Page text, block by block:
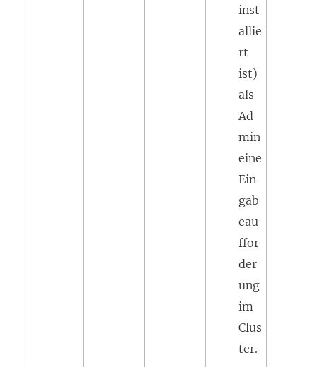
inst
allie
rt
ist)
als
Ad
min
eine
Ein
gab
eau
ffor
der
ung
im
Clus
ter.